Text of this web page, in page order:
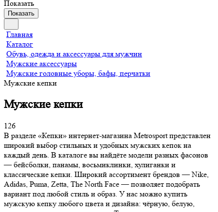
Показать
Показать
Главная
Каталог
Обувь, одежда и аксессуары для мужчин
Мужские аксессуары
Мужские головные уборы, бафы, перчатки
Мужские кепки
Мужские кепки
126
В разделе «Кепки» интернет-магазина Metrosport представлен
широкий выбор стильных и удобных мужских кепок на
каждый день. В каталоге вы найдёте модели разных фасонов
— бейсболки, панамы, восьмиклинки, хулиганки и
классические кепки. Широкий ассортимент брендов — Nike,
Adidas, Puma, Zetta, The North Face — позволяет подобрать
вариант под любой стиль и образ. У нас можно купить
мужскую кепку любого цвета и дизайна: чёрную, белую,